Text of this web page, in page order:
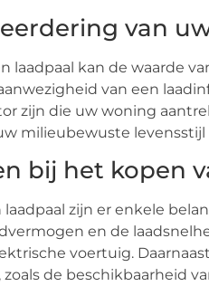
van
laadpaal kan de waarde
van een
zijn die uw woning
milieubewuste
bij het kopen
zijn er enkele
en de
voertuig.
de beschikbaarheid